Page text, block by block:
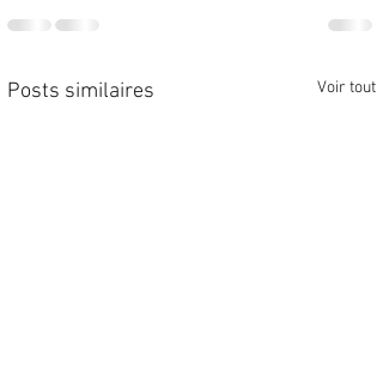
Posts similaires Voir tout